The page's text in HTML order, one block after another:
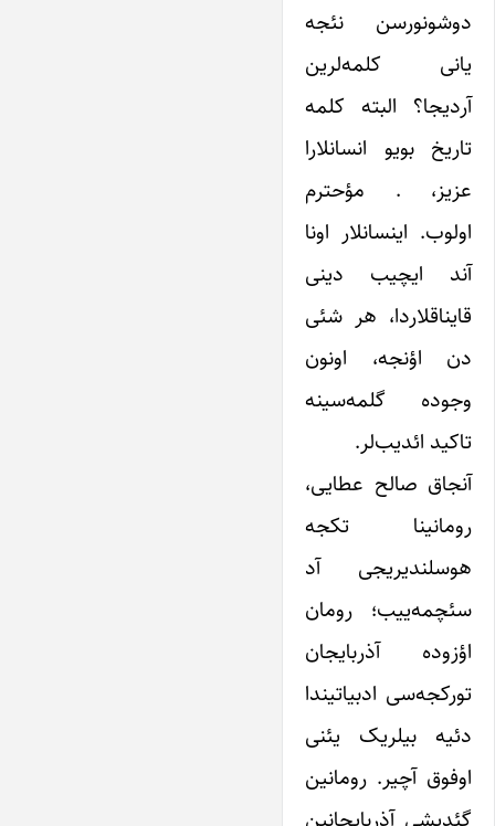
دوشونورسن نئجه
یانی کلمه‌لرین
آردیجا؟ البته کلمه
تاریخ بویو انسانلارا
عزیز، . مؤحترم
اولوب. اینسانلار اونا
آند ایچیب دینی
قایناقلاردا، هر شئی
دن اؤنجه، اونون
وجوده گلمه‌سینه
تاکید ائدیب‌لر.
آنجاق صالح عطایی،
رومانینا تکجه
هوسلندیریجی آد
سئچمه‌ییب؛ رومان
اؤزوده آذربایجان
تورکجه‌سی ادبیاتیندا
دئیه بیلریک یئنی
اوفوق آچیر. رومانین
گئدیشی آذربایجانین